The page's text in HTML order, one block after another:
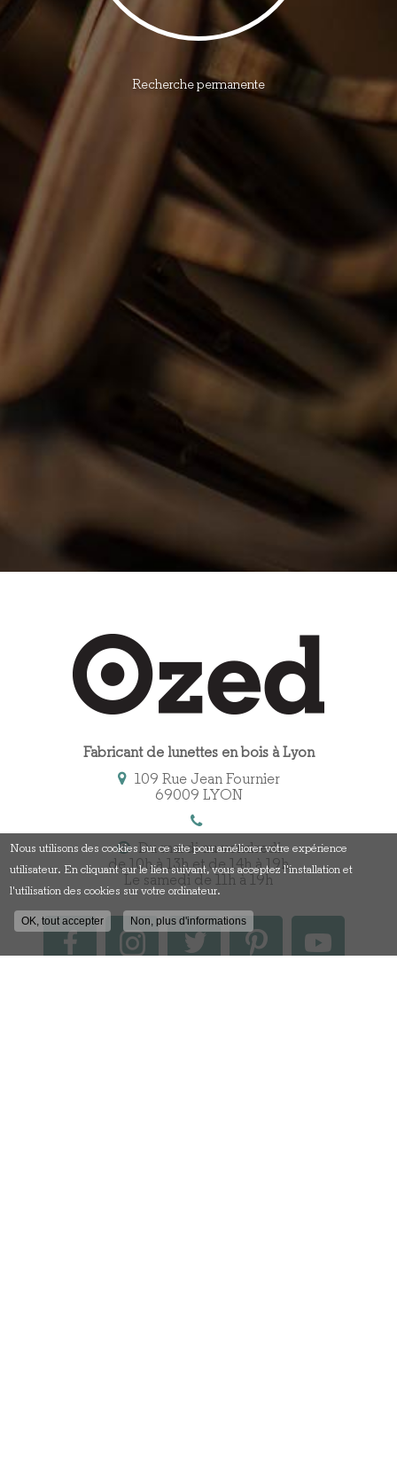
Recherche permanente
Fabricant de lunettes en bois à Lyon
109 Rue Jean Fournier
69009 LYON
Du mardi au vendredi
de 10h à 13h et de 14h à 19h
Le samedi de 11h à 19h
Nous utilisons des cookies sur ce site pour améliorer votre expérience
utilisateur. En cliquant sur le lien suivant, vous acceptez l'installation et
l'utilisation des cookies sur votre ordinateur.
OK, tout accepter Non, plus d'informations